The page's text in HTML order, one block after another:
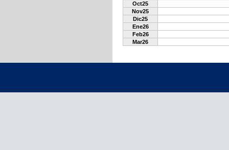
Oct25
Nov25
Dic25
Ene26
Feb26
Mar26